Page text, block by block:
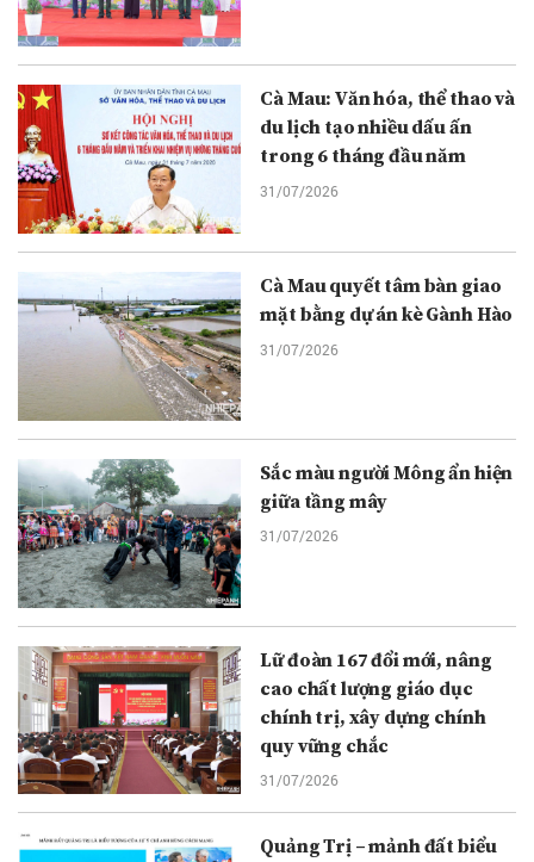
Cà Mau: Văn hóa, thể thao và
du lịch tạo nhiều dấu ấn
trong 6 tháng đầu năm
31/07/2026
Cà Mau quyết tâm bàn giao
mặt bằng dự án kè Gành Hào
31/07/2026
Sắc màu người Mông ẩn hiện
giữa tầng mây
31/07/2026
Lữ đoàn 167 đổi mới, nâng
cao chất lượng giáo dục
chính trị, xây dựng chính
quy vững chắc
31/07/2026
Quảng Trị – mảnh đất biểu